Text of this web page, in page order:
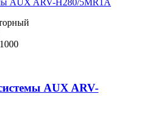
AUX ARV-H280/5MR1A
AUX ARV-